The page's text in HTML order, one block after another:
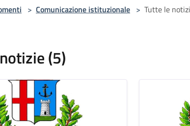
> Comunicazione istituzionale > Tutte le
(5)